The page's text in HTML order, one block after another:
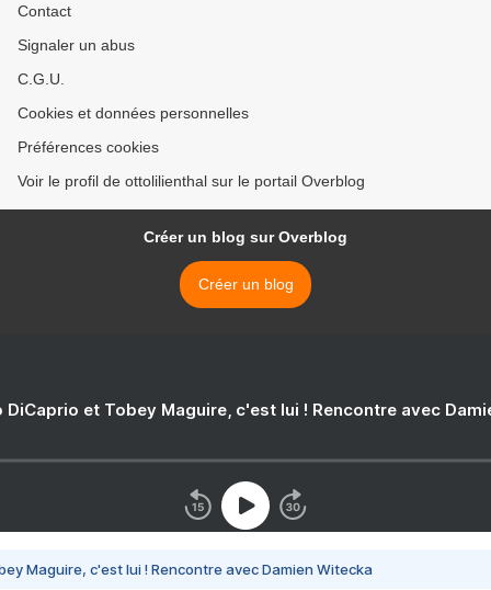
Contact
Signaler un abus
C.G.U.
Cookies et données personnelles
Préférences cookies
Voir le profil de ottolilienthal sur le portail Overblog
Créer un blog sur Overblog
Créer un blog
DiCaprio et Tobey Maguire, c'est lui ! Rencontre avec
Maguire, c'est lui ! Rencontre avec Damien Witecka